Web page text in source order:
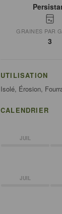
GRAINES PAR
3
UTILISATION
Isolé, Érosion,
CALENDRIER
JUIL
JUIL